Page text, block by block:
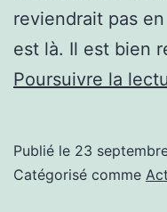
reviendrait pas
est là. Il est bien
Poursuivre la
Publié le 23
Catégorisé comme